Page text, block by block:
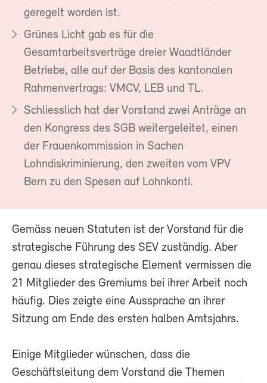
geregelt worden ist.
Grünes Licht gab es für die
Gesamtarbeitsverträge dreier Waadtländer
Betriebe, alle auf der Basis des kantonalen
Rahmenvertrags: VMCV, LEB und TL.
Schliesslich hat der Vorstand zwei Anträge an
den Kongress des SGB weitergeleitet, einen
der Frauenkommission in Sachen
Lohndiskriminierung, den zweiten vom VPV
Bern zu den Spesen auf Lohnkonti.
Gemäss neuen Statuten ist der Vorstand für die
strategische Führung des SEV zuständig. Aber
genau dieses strategische Element vermissen die
21 Mitglieder des Gremiums bei ihrer Arbeit noch
häufig. Dies zeigte eine Aussprache an ihrer
Sitzung am Ende des ersten halben Amtsjahrs.
Einige Mitglieder wünschen, dass die
Geschäftsleitung dem Vorstand die Themen